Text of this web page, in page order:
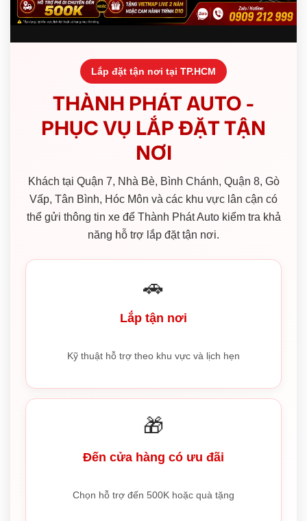
Lắp đặt tận nơi tại TP.HCM
THÀNH PHÁT AUTO -
PHỤC VỤ LẮP ĐẶT TẬN
NƠI
Khách tại Quận 7, Nhà Bè, Bình Chánh, Quận 8, Gò
Vấp, Tân Bình, Hóc Môn và các khu vực lân cận có
thể gửi thông tin xe để Thành Phát Auto kiểm tra khả
năng hỗ trợ lắp đặt tận nơi.
🚗
Lắp tận nơi
Kỹ thuật hỗ trợ theo khu vực và lịch hẹn
🎁
Đến cửa hàng có ưu đãi
Chọn hỗ trợ đến 500K hoặc quà tặng